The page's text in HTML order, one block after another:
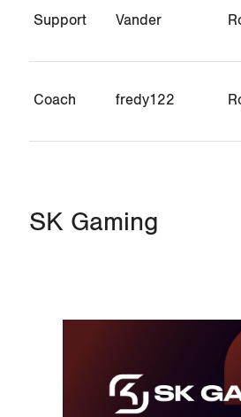
Support Vander
Coach fredy122
SK Gaming